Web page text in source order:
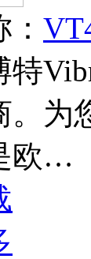
特
。为
欧…